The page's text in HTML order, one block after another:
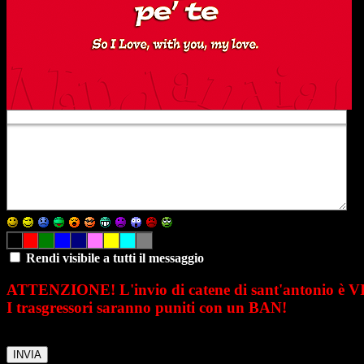
Rendi visibile a tutti il messaggio
ATTENZIONE! L'invio di catene di sant'antonio è
I trasgressori saranno puniti con un BAN!